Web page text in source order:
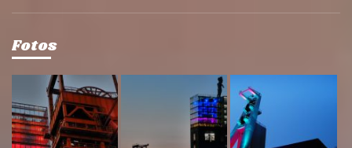
Fotos